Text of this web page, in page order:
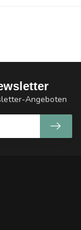
Angeboten